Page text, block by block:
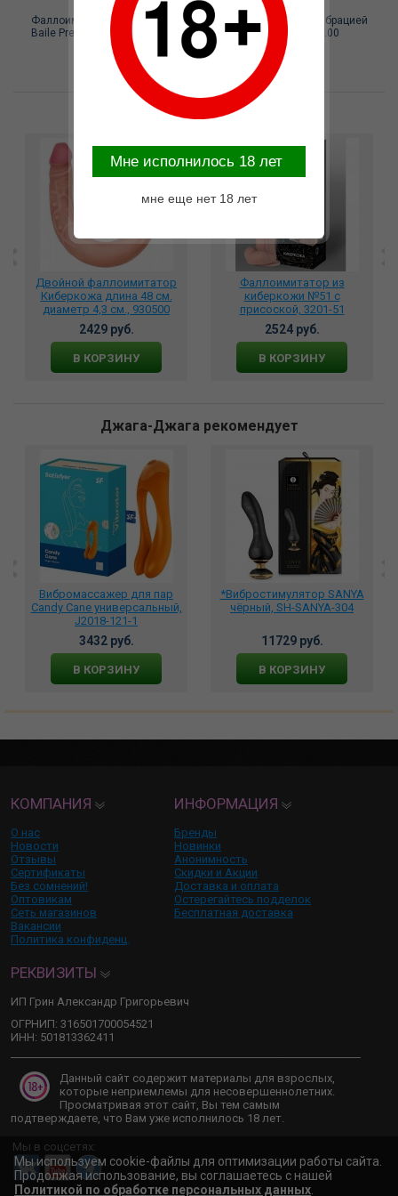
Фаллоимитатор с подвижной кожей, на присоске, с вибрацией
Baile Pretty Love, c вибрацией, длина 24.00 см, диаметр 5.00
Возможные варианты замены
Двойной фаллоимитатор
Киберкожа длина 48 см.
диаметр 4,3 см., 930500
2429 руб.
В КОРЗИНУ
Фаллоимитатор из
киберкожи №51 с
присоской, 3201-51
2524 руб.
В КОРЗИНУ
Джага-Джага рекомендует
Вибромассажер для пар
Candy Cane универсальный,
J2018-121-1
3432 руб.
В КОРЗИНУ
*Вибростимулятор SANYA
чёрный, SH-SANYA-304
11729 руб.
В КОРЗИНУ
КОМПАНИЯ
О нас
Новости
Отзывы
Сертификаты
Без сомнений!
Оптовикам
Сеть магазинов
Вакансии
Политика конфиденц.
ИНФОРМАЦИЯ
Бренды
Новинки
Анонимность
Скидки и Акции
Доставка и оплата
Остерегайтесь подделок
Бесплатная доставка
РЕКВИЗИТЫ
ИП Грин Александр Григорьевич
ОГРНИП: 316501700054521
ИНН: 501813362411
Данный сайт содержит материалы для взрослых,
которые неприемлемы для несовершеннолетних.
Просматривая этот сайт, Вы тем самым
подтверждаете, что Вам уже исполнилось 18 лет.
Мы в соцсетях:
Мы используем cookie-файлы для оптимизации работы сайта.
Продолжая использование, вы соглашаетесь с нашей
Политикой по обработке персональных данных
Mне исполнилось 18 лет
мне еще нет 18 лет